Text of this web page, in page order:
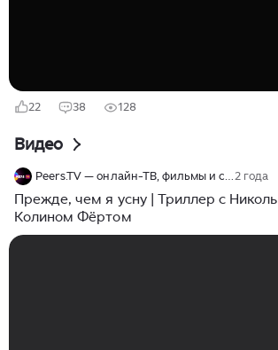
22 38 128
Видео
Peers.TV — онлайн-ТВ, фильмы и сериалы2 года
Прежде, чем я усну | Триллер с
Колином Фёртом